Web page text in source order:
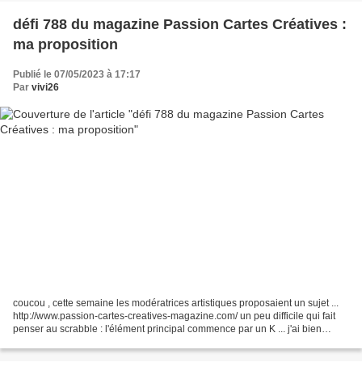
défi 788 du magazine Passion Cartes Créatives :
ma proposition
Publié le 07/05/2023 à 17:17
Par vivi26
coucou , cette semaine les modératrices artistiques proposaient un sujet ...
http://www.passion-cartes-creatives-magazine.com/ un peu difficile qui fait
penser au scrabble : l'élément principal commence par un K ... j'ai bien